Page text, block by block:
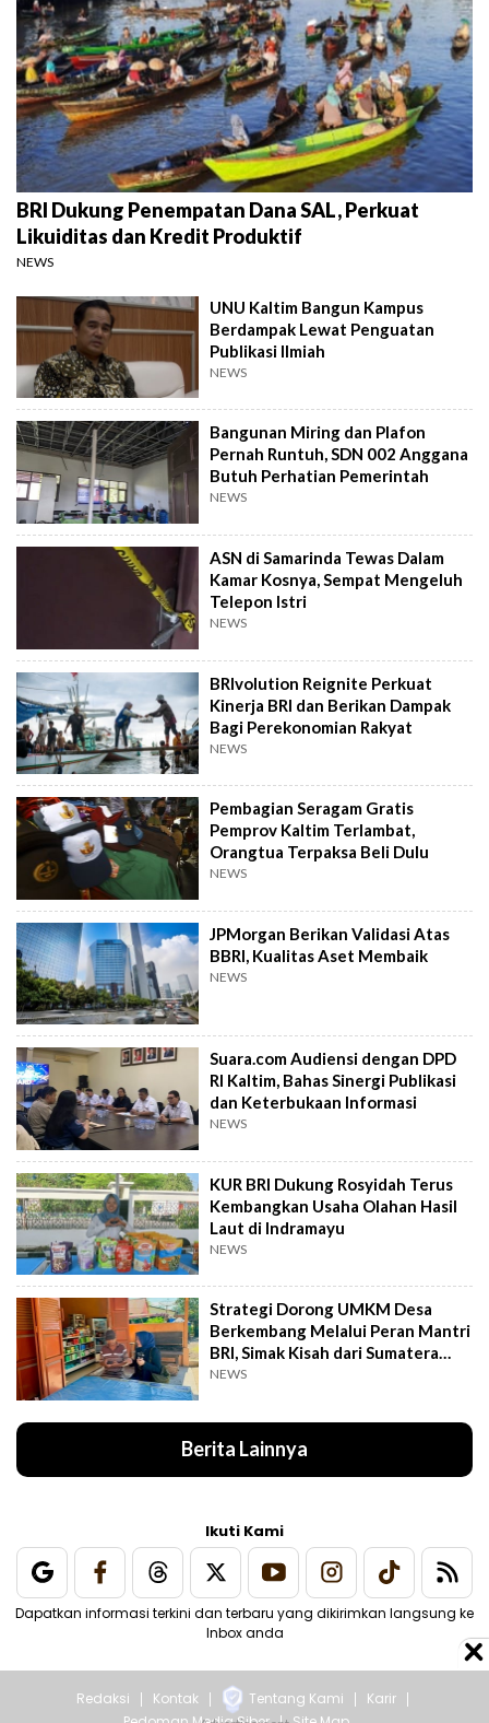
BRI Dukung Penempatan Dana SAL, Perkuat
Likuiditas dan Kredit Produktif
NEWS
UNU Kaltim Bangun Kampus
Berdampak Lewat Penguatan
Publikasi Ilmiah
NEWS
Bangunan Miring dan Plafon
Pernah Runtuh, SDN 002 Anggana
Butuh Perhatian Pemerintah
NEWS
ASN di Samarinda Tewas Dalam
Kamar Kosnya, Sempat Mengeluh
Telepon Istri
NEWS
BRIvolution Reignite Perkuat
Kinerja BRI dan Berikan Dampak
Bagi Perekonomian Rakyat
NEWS
Pembagian Seragam Gratis
Pemprov Kaltim Terlambat,
Orangtua Terpaksa Beli Dulu
NEWS
JPMorgan Berikan Validasi Atas
BBRI, Kualitas Aset Membaik
NEWS
Suara.com Audiensi dengan DPD
RI Kaltim, Bahas Sinergi Publikasi
dan Keterbukaan Informasi
NEWS
KUR BRI Dukung Rosyidah Terus
Kembangkan Usaha Olahan Hasil
Laut di Indramayu
NEWS
Strategi Dorong UMKM Desa
Berkembang Melalui Peran Mantri
BRI, Simak Kisah dari Sumatera
Utara Ini
NEWS
Berita Lainnya
Ikuti Kami
Dapatkan informasi terkini dan terbaru yang dikirimkan langsung ke
Inbox anda
Redaksi Kontak Tentang Kami
Karir